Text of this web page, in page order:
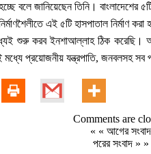
বলে জানিয়েছেন তিনি।
এই ৫টি হাসপাতাল নির্মাণ
শুরু করব ইনশাআল্লাহ ঠিক করেছি।
প্রয়োজনীয় যন্ত্রপাতি, জনবলসহ
Comments are
« « আগের সংবাদ
পরের সংবাদ » »